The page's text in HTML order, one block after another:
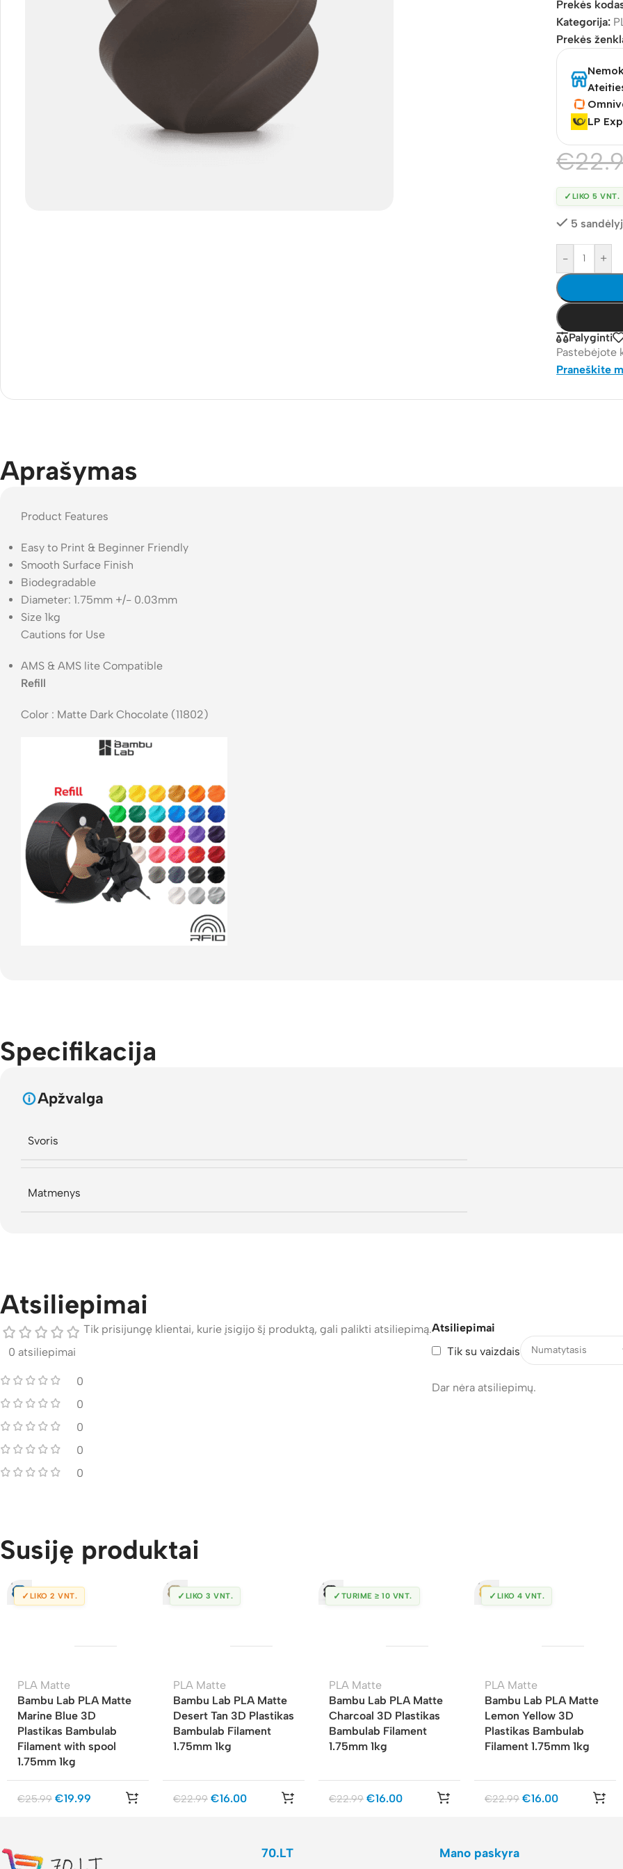
Prekės
Kategorija:
Prekės
LP
€
✓ LIKO 5 VNT.
5
- +
Palyginti
Pastebėjote
Praneškite
Aprašymas
Product Features
Easy to Print & Beginner Friendly
Smooth Surface Finish
Biodegradable
Diameter: 1.75mm +/- 0.03mm
Size 1kg
Cautions for Use
AMS & AMS lite Compatible
Refill
Color : Matte Dark Chocolate (11802)
Specifikacija
Apžvalga
Svoris
Matmenys
Atsiliepimai
0 atsiliepimai
0
0
0
0
0
Atsiliepimai
Tik su vaizdais
Dar nėra atsiliepimų.
Tik prisijungę klientai, kurie įsigijo šį produktą, gali palikti atsiliepimą.
Susiję produktai
✓ LIKO 2 VNT.
PLA Matte
Bambu Lab PLA Matte
Marine Blue 3D
Plastikas Bambulab
Filament with spool
1.75mm 1kg
€25.99 €19.99
✓ LIKO 3 VNT.
PLA Matte
Bambu Lab PLA Matte
Desert Tan 3D Plastikas
Bambulab Filament
1.75mm 1kg
€22.99 €16.00
✓ TURIME ≥ 10 VNT.
PLA Matte
Bambu Lab PLA Matte
Charcoal 3D Plastikas
Bambulab Filament
1.75mm 1kg
€22.99 €16.00
✓ LIKO 4 VNT.
PLA Matte
Bambu Lab PLA Matte
Lemon Yellow 3D
Plastikas Bambulab
Filament 1.75mm 1kg
€22.99 €16.00
70.LT Mano paskyra